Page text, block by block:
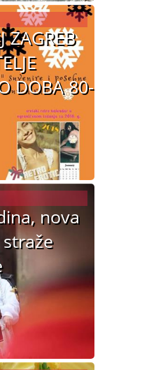
ZAGREB
DOBA 80-
nova